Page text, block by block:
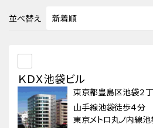
並べ替え
ＫＤＸ池袋ビル
東京都豊島区池袋２
山手線池袋徒歩４分
東京メトロ丸ノ内線